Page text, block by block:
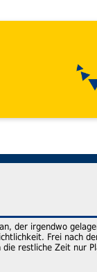
der irgendwo
Frei nach
restliche Zeit nur